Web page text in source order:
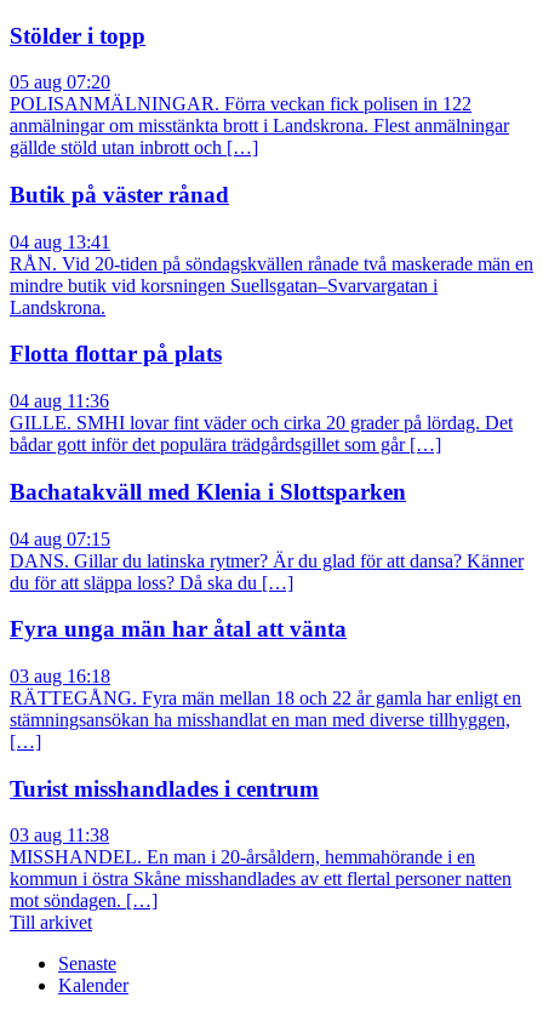
Stölder i topp
05 aug 07:20
POLISANMÄLNINGAR. Förra veckan fick polisen in 122
anmälningar om misstänkta brott i Landskrona. Flest anmälningar
gällde stöld utan inbrott och […]
Butik på väster rånad
04 aug 13:41
RÅN. Vid 20-tiden på söndagskvällen rånade två maskerade män en
mindre butik vid korsningen Suellsgatan–Svarvargatan i
Landskrona.
Flotta flottar på plats
04 aug 11:36
GILLE. SMHI lovar fint väder och cirka 20 grader på lördag. Det
bådar gott inför det populära trädgårdsgillet som går […]
Bachatakväll med Klenia i Slottsparken
04 aug 07:15
DANS. Gillar du latinska rytmer? Är du glad för att dansa? Känner
du för att släppa loss? Då ska du […]
Fyra unga män har åtal att vänta
03 aug 16:18
RÄTTEGÅNG. Fyra män mellan 18 och 22 år gamla har enligt en
stämningsansökan ha misshandlat en man med diverse tillhyggen,
[…]
Turist misshandlades i centrum
03 aug 11:38
MISSHANDEL. En man i 20-årsåldern, hemmahörande i en
kommun i östra Skåne misshandlades av ett flertal personer natten
mot söndagen. […]
Till arkivet
Senaste
Kalender